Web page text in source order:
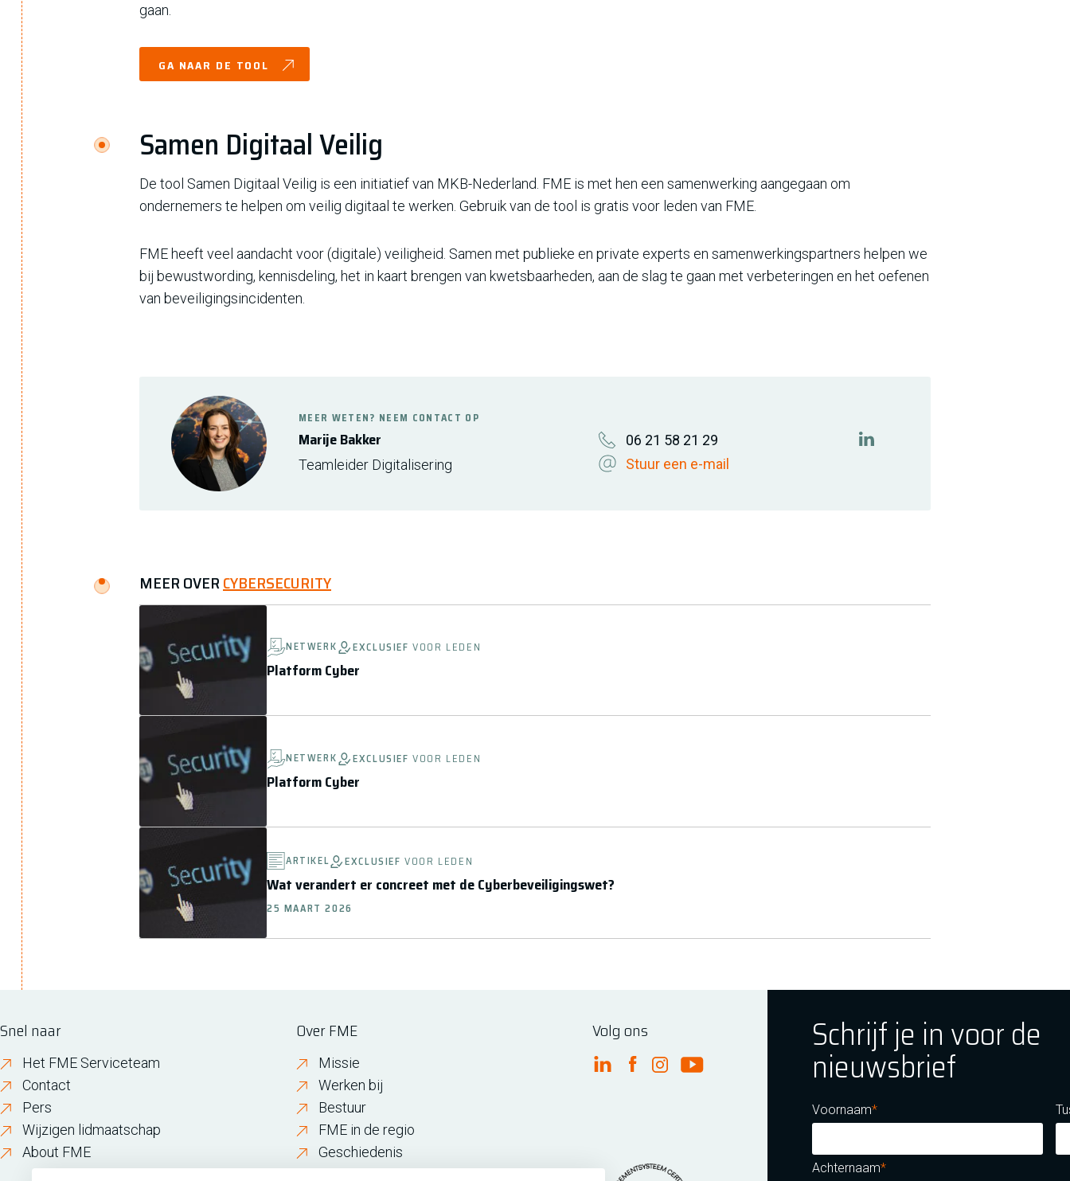
gaan.
GA NAAR DE TOOL
Samen Digitaal Veilig
De tool Samen Digitaal Veilig is een initiatief van MKB-Nederland. FME is met hen een samenwerking aangegaan om
ondernemers te helpen om veilig digitaal te werken. Gebruik van de tool is gratis voor leden van FME.
FME heeft veel aandacht voor (digitale) veiligheid. Samen met publieke en private experts en samenwerkingspartners helpen we
bij bewustwording, kennisdeling, het in kaart brengen van kwetsbaarheden, aan de slag te gaan met verbeteringen en het oefenen
van beveiligingsincidenten.
Marije Bakker
MEER WETEN? NEEM CONTACT OP
Teamleider Digitalisering
06 21 58 21 29
Stuur een e-mail
https://www.linkedin.com/in/
MEER OVERCYBERSECURITY
NETWERK EXCLUSIEFVOOR LEDEN
Platform Cyber
NETWERK EXCLUSIEFVOOR LEDEN
Platform Cyber
ARTIKEL EXCLUSIEFVOOR LEDEN
Wat verandert er concreet met de Cyberbeveiligingswet?
25 MAART 2026
Snel naar
Het FME Serviceteam
Contact
Pers
Wijzigen lidmaatschap
About FME
Over FME
Missie
Werken bij
Bestuur
FME in de regio
Geschiedenis
Volg ons
FME Linkedin
FME Facebook
FME Instagram
FME Youtube
Schrijf je in voor de
nieuwsbrief
Voornaam
Achternaam